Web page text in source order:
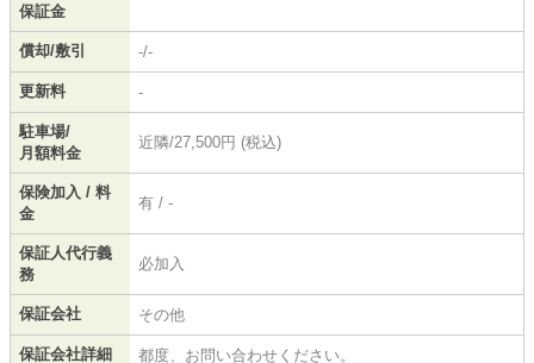
保証金
償却/敷引 -/-
更新料 -
駐車場/
月額料金
近隣/27,500円 (税込)
保険加入 / 料
金
有 / -
保証人代行義
務
必加入
保証会社 その他
保証会社詳細 都度、お問い合わせください。